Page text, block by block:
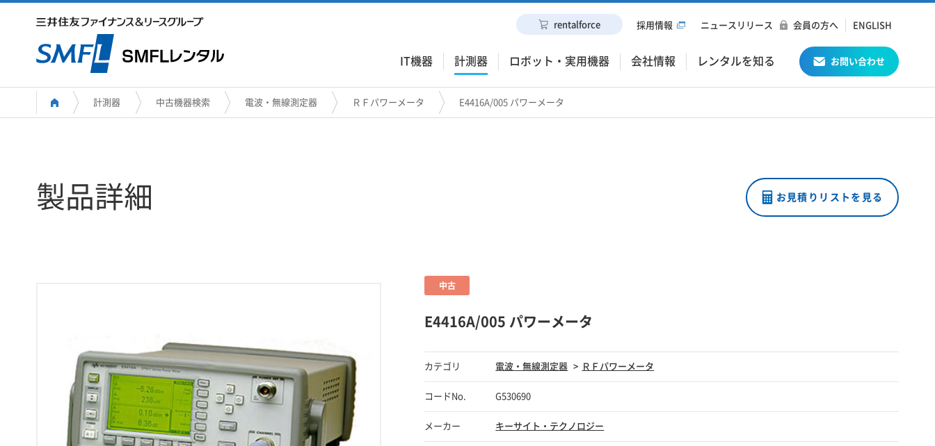
IT機器 計測器 ロボット・実用機器 会社情報 レンタルを知る お問い合わせ
rentalforce 採用情報 ニュースリリース 会員の方へ ENGLISH
計測器 中古機器検索 電波・無線測定器 ＲＦパワーメータ E4416A/005 パワーメータ
製品詳細 お見積りリストを見る
E4416A/005 パワーメータ
カテゴリ 電波・無線測定器 ＲＦパワーメータ
コードNo. G530690
メーカー キーサイト・テクノロジー